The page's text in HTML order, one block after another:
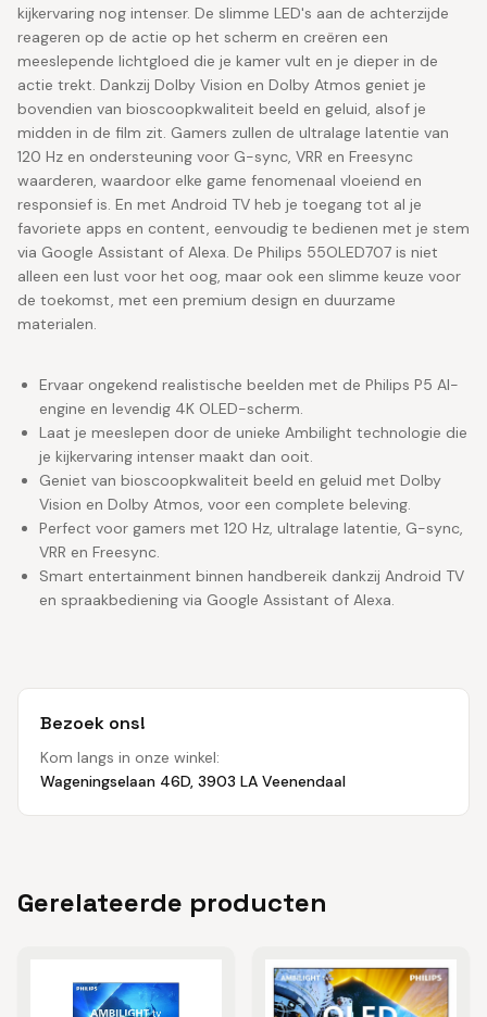
kijkervaring nog intenser. De slimme LED's aan de achterzijde
reageren op de actie op het scherm en creëren een
meeslepende lichtgloed die je kamer vult en je dieper in de
actie trekt. Dankzij Dolby Vision en Dolby Atmos geniet je
bovendien van bioscoopkwaliteit beeld en geluid, alsof je
midden in de film zit. Gamers zullen de ultralage latentie van
120 Hz en ondersteuning voor G-sync, VRR en Freesync
waarderen, waardoor elke game fenomenaal vloeiend en
responsief is. En met Android TV heb je toegang tot al je
favoriete apps en content, eenvoudig te bedienen met je stem
via Google Assistant of Alexa. De Philips 55OLED707 is niet
alleen een lust voor het oog, maar ook een slimme keuze voor
de toekomst, met een premium design en duurzame
materialen.
Ervaar ongekend realistische beelden met de Philips P5 AI-
engine en levendig 4K OLED-scherm.
Laat je meeslepen door de unieke Ambilight technologie die
je kijkervaring intenser maakt dan ooit.
Geniet van bioscoopkwaliteit beeld en geluid met Dolby
Vision en Dolby Atmos, voor een complete beleving.
Perfect voor gamers met 120 Hz, ultralage latentie, G-sync,
VRR en Freesync.
Smart entertainment binnen handbereik dankzij Android TV
en spraakbediening via Google Assistant of Alexa.
Bezoek ons!
Kom langs in onze winkel:
Wageningselaan 46D, 3903 LA Veenendaal
Gerelateerde producten